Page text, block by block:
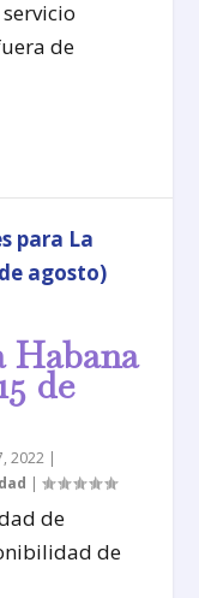
de
Habana
de
2022 |
|
de
de